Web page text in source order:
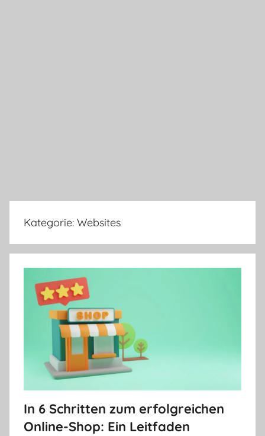
Kategorie: Websites
In 6 Schritten zum erfolgreichen
Online-Shop: Ein Leitfaden